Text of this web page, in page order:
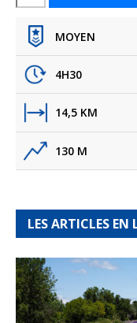
MOYEN
4H30
14,5 KM
130 M
LES ARTICLES EN